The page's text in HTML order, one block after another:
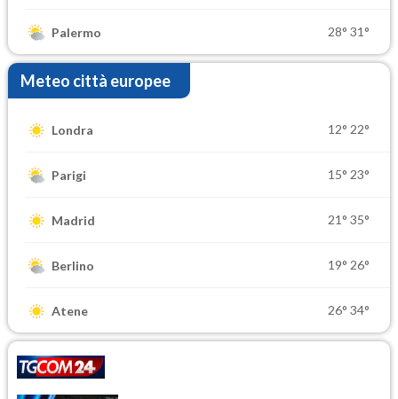
Palermo 28° 31°
Meteo città europee
Londra 12° 22°
Parigi 15° 23°
Madrid 21° 35°
Berlino 19° 26°
Atene 26° 34°